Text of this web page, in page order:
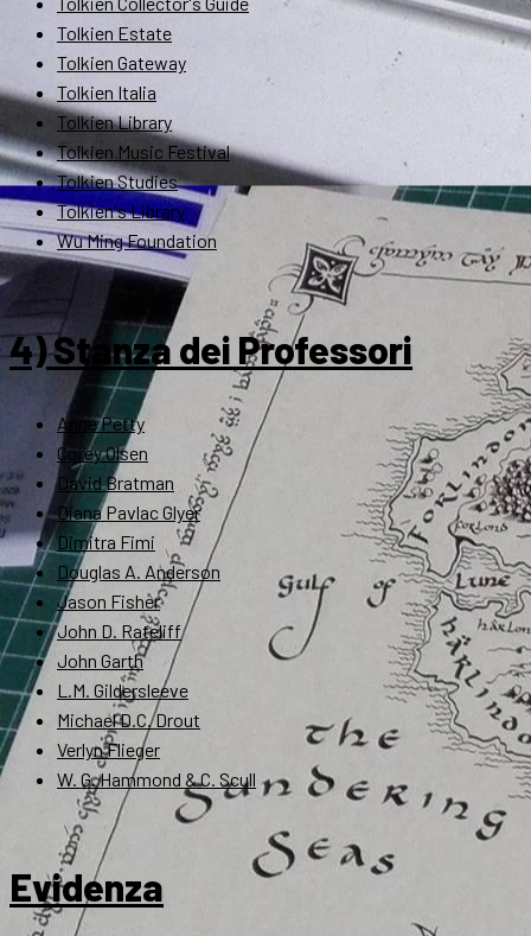
Tolkien Estate
Tolkien Gateway
Tolkien Italia
Tolkien Library
Tolkien Music Festival
Tolkien Studies
Tolkien's Library
Wu Ming Foundation
4) Stanza dei Professori
Anne Petty
Corey Olsen
David Bratman
Diana Pavlac Glyer
Dimitra Fimi
Douglas A. Anderson
Jason Fisher
John D. Rateliff
John Garth
L.M. Gildersleeve
Michael D.C. Drout
Verlyn Flieger
W. G. Hammond & C. Scull
Evidenza